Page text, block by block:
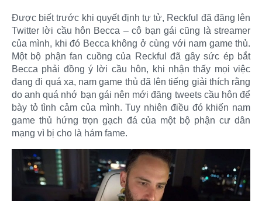
Được biết trước khi quyết định tự tử, Reckful đã đăng lên
Twitter lời cầu hôn Becca – cô bạn gái cũng là streamer
của mình, khi đó Becca không ở cùng với nam game thủ.
Một bộ phận fan cuồng của Reckful đã gây sức ép bắt
Becca phải đồng ý lời cầu hôn, khi nhận thấy mọi việc
đang đi quá xa, nam game thủ đã lên tiếng giải thích rằng
do anh quá nhớ bạn gái nên mới đăng tweets cầu hôn để
bày tỏ tình cảm của mình. Tuy nhiên điều đó khiến nam
game thủ hứng trọn gạch đá của một bộ phận cư dân
mạng vì bị cho là hám fame.​